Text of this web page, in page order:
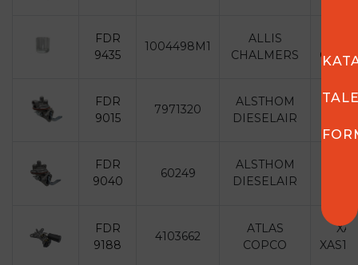
FDR
9435
1004498M1
ALLIS
CHALMERS
FDR
9015
7971320
ALSTHOM
DIESELAIR
FDR
9040
60249
ALSTHOM
DIESELAIR
FDR
9188
4103662
ATLAS
COPCO